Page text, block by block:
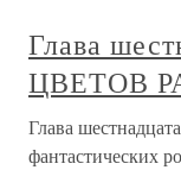
Глава
ЦВЕТОВ
Глава
фантастических